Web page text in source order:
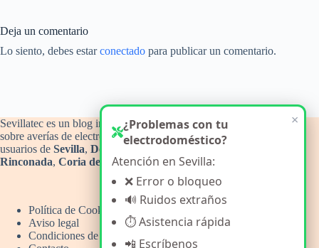
Deja un comentario
Lo siento, debes estarconectado para publicar un comentario.
Sevillatec es un blog informativo y de orientación técnica
sobre averías de electrodomésticos del hogar, con atención a
usuarios de Sevilla, Dos Hermanas
Rinconada, Coria del RíoyCamas.
Política de Cookies
Aviso legal
Condiciones de uso
×
¿Problemas con tu
electrodoméstico?
Atención en Sevilla:
❌ Error o bloqueo
🔊 Ruidos extraños
⏱️ Asistencia rápida
📲 Escríbenos